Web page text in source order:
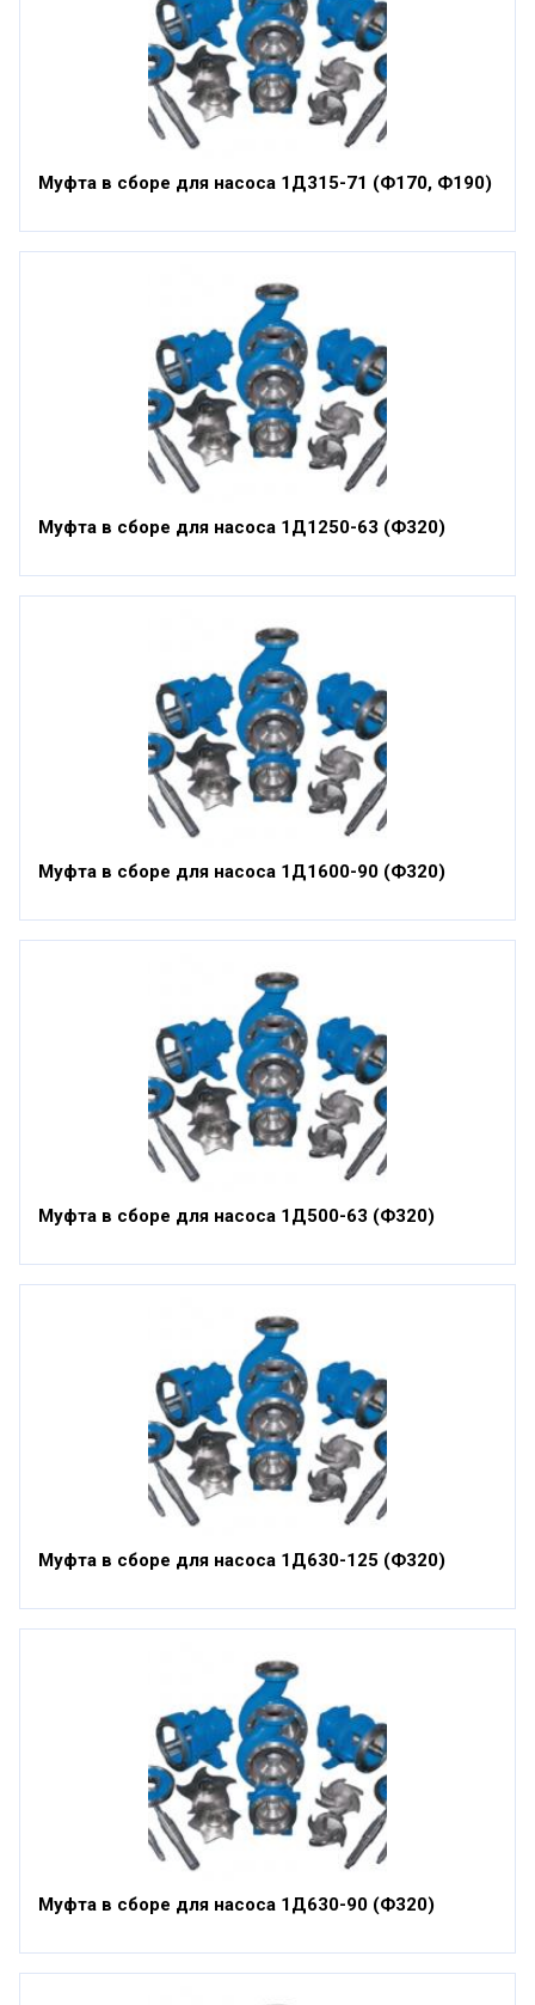
Муфта в сборе для насоса 1Д315-71 (Ф170, Ф190)
Муфта в сборе для насоса 1Д1250-63 (Ф320)
Муфта в сборе для насоса 1Д1600-90 (Ф320)
Муфта в сборе для насоса 1Д500-63 (Ф320)
Муфта в сборе для насоса 1Д630-125 (Ф320)
Муфта в сборе для насоса 1Д630-90 (Ф320)